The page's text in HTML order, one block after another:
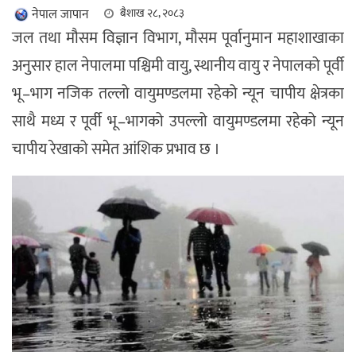
नेपाल जापान बैशाख २८, २०८३
जल तथा मौसम विज्ञान विभाग, मौसम पूर्वानुमान महाशाखाका
अनुसार हाल नेपालमा पश्चिमी वायु, स्थानीय वायु र नेपालको पूर्वी
भू–भाग नजिक तल्लो वायुमण्डलमा रहेको न्यून चापीय क्षेत्रका
साथै मध्य र पूर्वी भू–भागको उपल्लो वायुमण्डलमा रहेको न्यून
चापीय रेखाको समेत आंशिक प्रभाव छ ।